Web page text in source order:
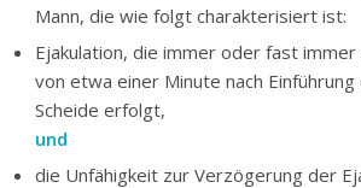
Mann, die wie folgt charakterisiert ist:
Ejakulation, die immer oder fast
von etwa einer Minute nach
Scheide erfolgt,
und
die Unfähigkeit zur Verzögerung der